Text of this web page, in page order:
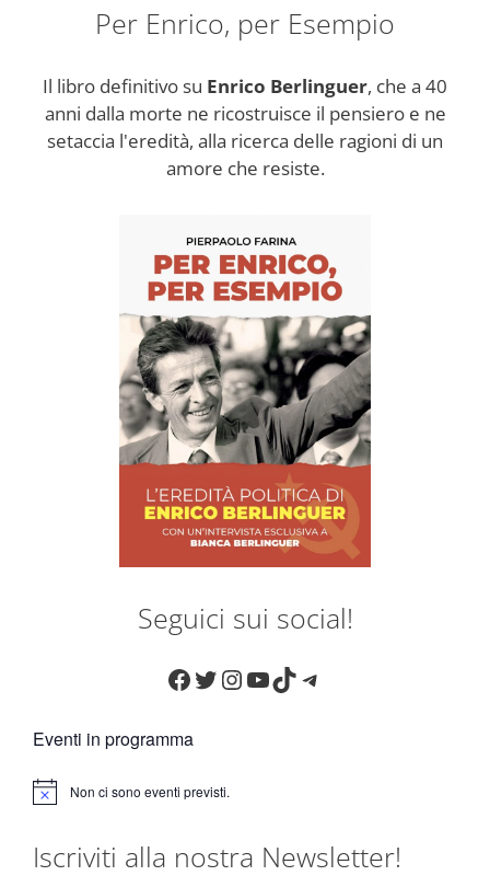
Per Enrico, per Esempio
Il libro definitivo su Enrico Berlinguer, che a 40
anni dalla morte ne ricostruisce il pensiero e ne
setaccia l'eredità, alla ricerca delle ragioni di un
amore che resiste.
Seguici sui social!
Facebook
Twitter
Instagram
YouTube
TikTokTelegram
Eventi in programma
N
c
Non ci sono eventi previsti.
Iscriviti alla nostra Newsletter!